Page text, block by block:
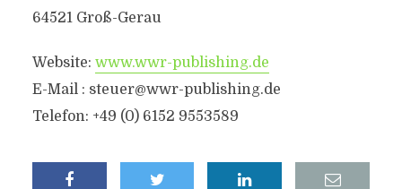
64521 Groß-Gerau
Website: www.wwr-publishing.de
E-Mail : steuer@wwr-publishing.de
Telefon: +49 (0) 6152 9553589